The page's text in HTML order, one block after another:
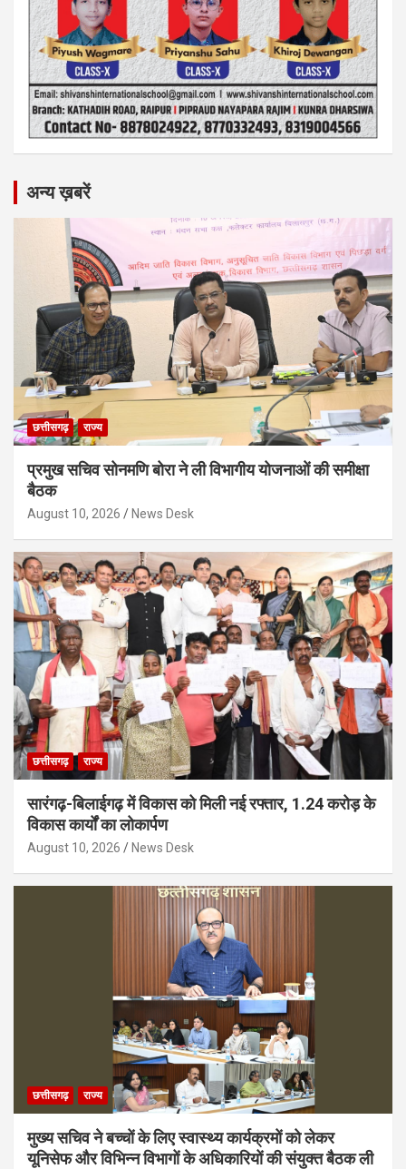
अन्य ख़बरें
छत्तीसगढ़ राज्य
प्रमुख सचिव सोनमणि बोरा ने ली विभागीय योजनाओं की समीक्षा
बैठक
August 10, 2026 News Desk
छत्तीसगढ़ राज्य
सारंगढ़-बिलाईगढ़ में विकास को मिली नई रफ्तार, 1.24 करोड़ के
विकास कार्यों का लोकार्पण
August 10, 2026 News Desk
छत्तीसगढ़ राज्य
मुख्य सचिव ने बच्चों के लिए स्वास्थ्य कार्यक्रमों को लेकर
यूनिसेफ और विभिन्न विभागों के अधिकारियों की संयुक्त बैठक ली